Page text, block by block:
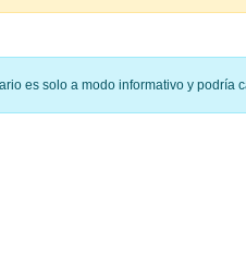
es solo a modo informativo y podría